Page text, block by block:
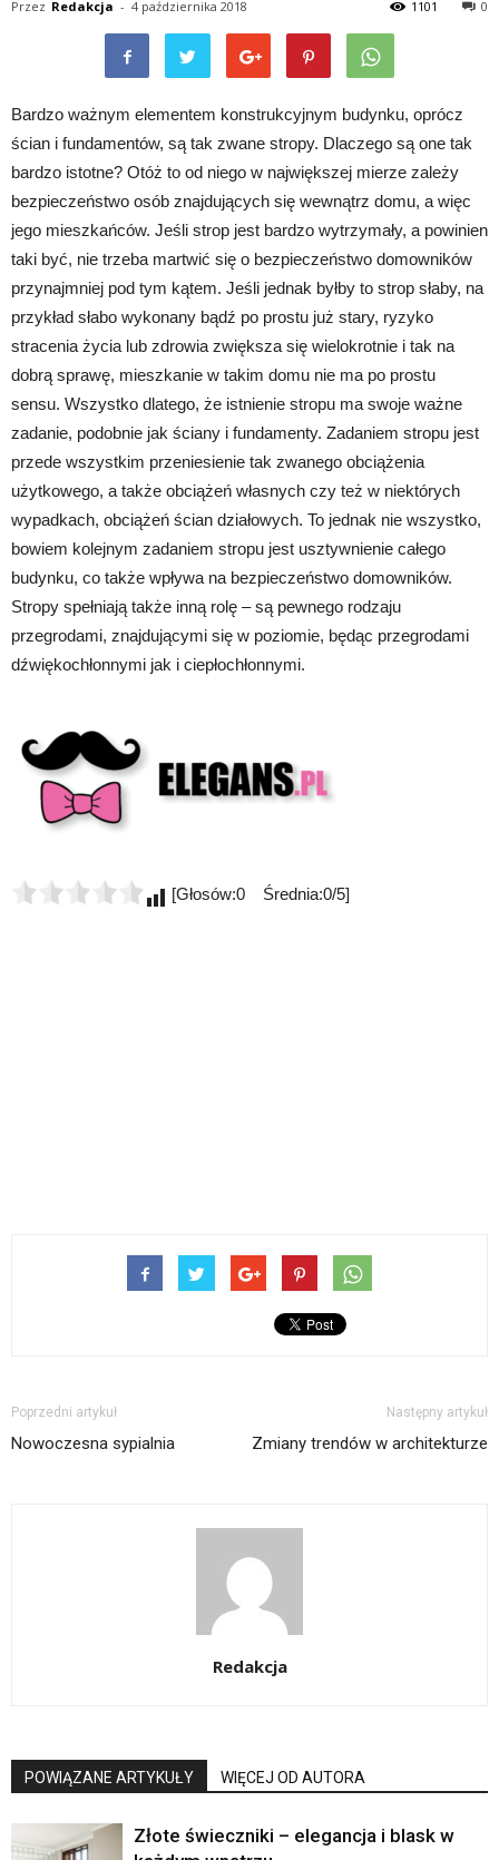
Przez Redakcja - 4 października 2018 0
1101
Bardzo ważnym elementem konstrukcyjnym budynku, oprócz
ścian i fundamentów, są tak zwane stropy. Dlaczego są one tak
bardzo istotne? Otóż to od niego w największej mierze zależy
bezpieczeństwo osób znajdujących się wewnątrz domu, a więc
jego mieszkańców. Jeśli strop jest bardzo wytrzymały, a powinien
taki być, nie trzeba martwić się o bezpieczeństwo domowników
przynajmniej pod tym kątem. Jeśli jednak byłby to strop słaby, na
przykład słabo wykonany bądź po prostu już stary, ryzyko
stracenia życia lub zdrowia zwiększa się wielokrotnie i tak na
dobrą sprawę, mieszkanie w takim domu nie ma po prostu
sensu. Wszystko dlatego, że istnienie stropu ma swoje ważne
zadanie, podobnie jak ściany i fundamenty. Zadaniem stropu jest
przede wszystkim przeniesienie tak zwanego obciążenia
użytkowego, a także obciążeń własnych czy też w niektórych
wypadkach, obciążeń ścian działowych. To jednak nie wszystko,
bowiem kolejnym zadaniem stropu jest usztywnienie całego
budynku, co także wpływa na bezpieczeństwo domowników.
Stropy spełniają także inną rolę – są pewnego rodzaju
przegrodami, znajdującymi się w poziomie, będąc przegrodami
dźwiękochłonnymi jak i ciepłochłonnymi.
[Głosów:0 Średnia:0/5]
Poprzedni artykuł
Nowoczesna sypialnia
Następny artykuł
Zmiany trendów w architekturze
Redakcja
POWIĄZANE ARTYKUŁY WIĘCEJ OD AUTORA
Złote świeczniki – elegancja i blask w